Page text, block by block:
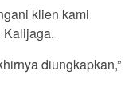
klien kami
Kalijaga.
diungkapkan,”